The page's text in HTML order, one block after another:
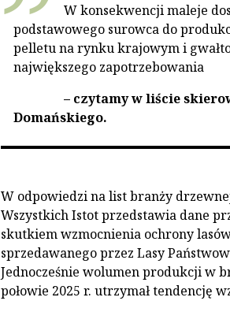
W konsekwencji maleje
podstawowego surowca do
pelletu na rynku krajowym i
największego zapotrzebowania
– czytamy w liście
Domańskiego.
W odpowiedzi na list branży
Wszystkich Istot przedstawia dane
skutkiem wzmocnienia ochrony
sprzedawanego przez Lasy
Jednocześnie wolumen produkcji w
połowie 2025 r. utrzymał tendencję